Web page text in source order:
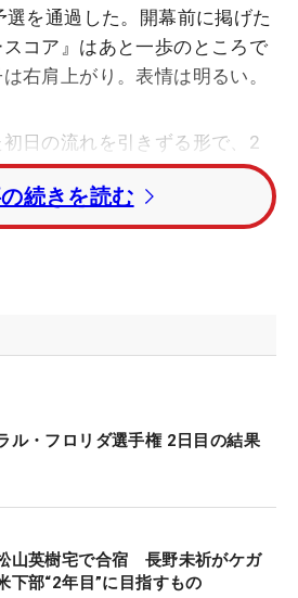
を通過した。開幕前に掲げた
コア』はあと一歩のところで
右肩上がり。表情は明るい。
日の流れを引きずる形で、2
進。それでも、ウェッジで1メ
ー5を皮切りに、3連続バーデ
から形勢逆転…とならなかった
ン右のバンカーにつかまり、
い状況だった。花道に出す選
イメージが出たので」と強気に
いたショットの調子は好転し
3連戦をともにし、コースで
続きを読む
ル・フロリダ選手権 2日目の結果
山英樹宅で合宿 長野未祈がケガ
下部“2年目”に目指すもの